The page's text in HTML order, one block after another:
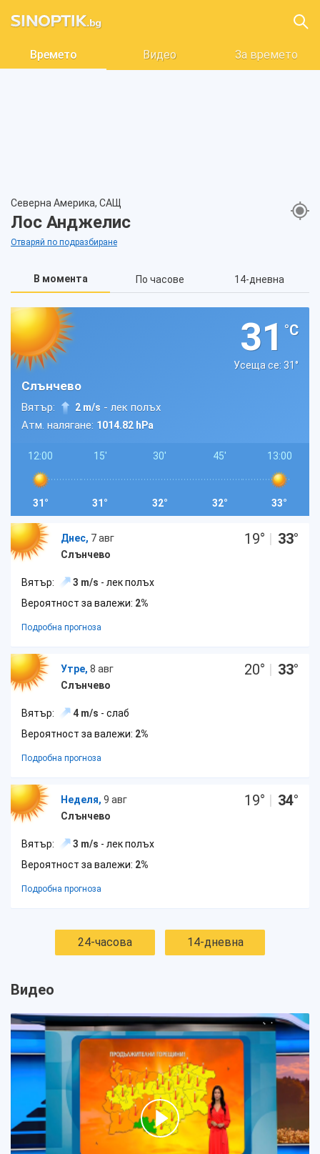
Времето Видео За времето
Северна Америка, САЩ
Лос Анджелис
Отваряй по подразбиране
В момента По часове 14-дневна
31 °C
Усеща се: 31°
Слънчево
Вятър: 2 m/s - лек полъх
Атм. налягане: 1014.82 hPa
12:00
31°
15'
31°
30'
32°
45'
32°
13:00
33°
Днес, 7 авг
Слънчево
19° | 33°
Вятър: 3 m/s - лек полъх
Вероятност за валежи: 2%
Подробна прогноза
Утре, 8 авг
Слънчево
20° | 33°
Вятър: 4 m/s - слаб
Вероятност за валежи: 2%
Подробна прогноза
Неделя, 9 авг
Слънчево
19° | 34°
Вятър: 3 m/s - лек полъх
Вероятност за валежи: 2%
Подробна прогноза
24-часова 14-дневна
Видео